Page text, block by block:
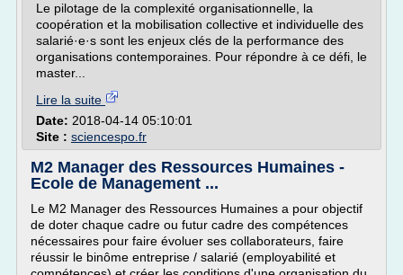
Le pilotage de la complexité organisationnelle, la
coopération et la mobilisation collective et individuelle des
salarié·e·s sont les enjeux clés de la performance des
organisations contemporaines. Pour répondre à ce défi, le
master...
Lire la suite
Date: 2018-04-14 05:10:01
Site : sciencespo.fr
M2 Manager des Ressources Humaines -
Ecole de Management ...
Le M2 Manager des Ressources Humaines a pour objectif
de doter chaque cadre ou futur cadre des compétences
nécessaires pour faire évoluer ses collaborateurs, faire
réussir le binôme entreprise / salarié (employabilité et